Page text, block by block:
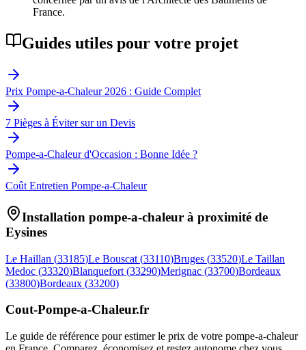
France.
Guides utiles pour votre projet
Prix Pompe-a-Chaleur 2026 : Guide Complet
7 Pièges à Éviter sur un Devis
Pompe-a-Chaleur d'Occasion : Bonne Idée ?
Coût Entretien Pompe-a-Chaleur
Installation pompe-a-chaleur à proximité de
Eysines
Le Haillan (33185)Le Bouscat (33110)Bruges (33520)Le Taillan
Medoc (33320)Blanquefort (33290)Merignac (33700)Bordeaux
(33800)Bordeaux (33200)
Cout-Pompe-a-Chaleur.fr
Le guide de référence pour estimer le prix de votre pompe-a-chaleur